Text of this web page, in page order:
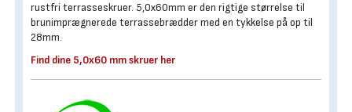
rustfri terrasseskruer. 5,0x60mm er den rigtige størrelse til
brunimprægnerede terrassebrædder med en tykkelse på op til
28mm.
Find dine 5,0x60 mm skruer her